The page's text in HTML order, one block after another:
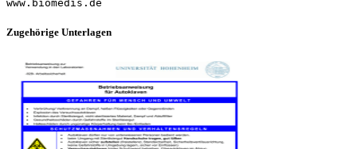
Zugehörige Unterlagen